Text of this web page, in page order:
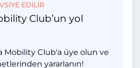
EDİLİR
Club’un yol
Mobility Club'a üye olun ve
yararlanın!